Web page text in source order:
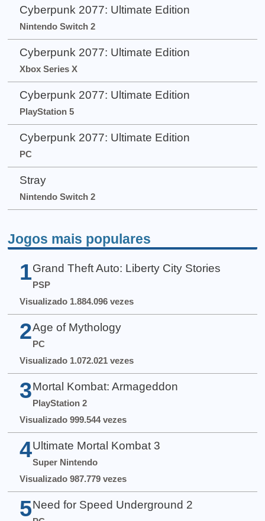
Cyberpunk 2077: Ultimate Edition
Nintendo Switch 2
Cyberpunk 2077: Ultimate Edition
Xbox Series X
Cyberpunk 2077: Ultimate Edition
PlayStation 5
Cyberpunk 2077: Ultimate Edition
PC
Stray
Nintendo Switch 2
Jogos mais populares
1 Grand Theft Auto: Liberty City Stories
PSP
Visualizado 1.884.096 vezes
2 Age of Mythology
PC
Visualizado 1.072.021 vezes
3 Mortal Kombat: Armageddon
PlayStation 2
Visualizado 999.544 vezes
4 Ultimate Mortal Kombat 3
Super Nintendo
Visualizado 987.779 vezes
5 Need for Speed Underground 2